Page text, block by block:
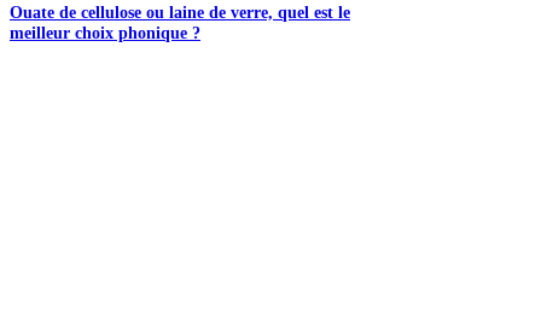
Ouate de cellulose ou laine de verre, quel est le
meilleur choix phonique ?